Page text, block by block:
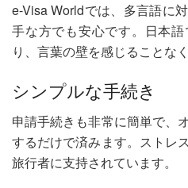
e-Visa Worldでは、多言語に
手な方でも安心です。日本
り、言葉の壁を感じることな
シンプルな手続き
申請手続きも非常に簡単で、
するだけで済みます。ストレ
旅行者に支持されています。